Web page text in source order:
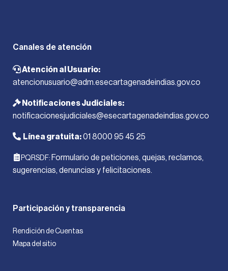
Canales de atención
Atención al Usuario:
atencionusuario@adm.esecartagenadeindias.gov.co
Notificaciones Judiciales:
notificacionesjudiciales@esecartagenadeindias.gov.co
Línea gratuita:01 8000 95 45 25
PQRSDF: Formulario de peticiones, quejas, reclamos,
sugerencias, denuncias y felicitaciones.
Participación y transparencia
Rendición de Cuentas
Mapa del sitio